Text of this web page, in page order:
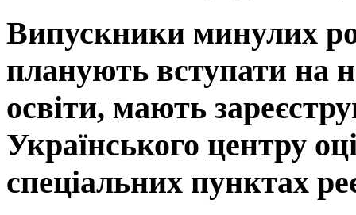
Випускники минулих
планують вступати на
освіти, мають
Українського центру
спеціальних пунктах